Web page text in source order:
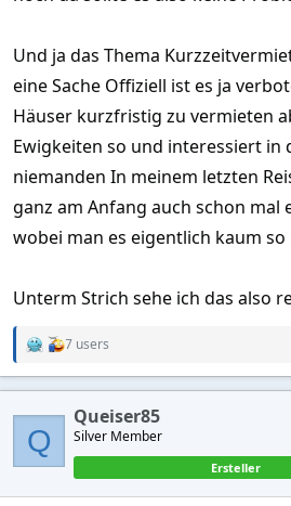
Und ja das Thema
eine Sache Offiziell ist es ja
Häuser kurzfristig zu vermieten
Ewigkeiten so und interessiert in
niemanden In meinem letzten
ganz am Anfang auch schon mal
wobei man es eigentlich kaum
Unterm Strich sehe ich das also
R
t
o
n
7 users
Q
Queiser85
Silver Member
Ersteller